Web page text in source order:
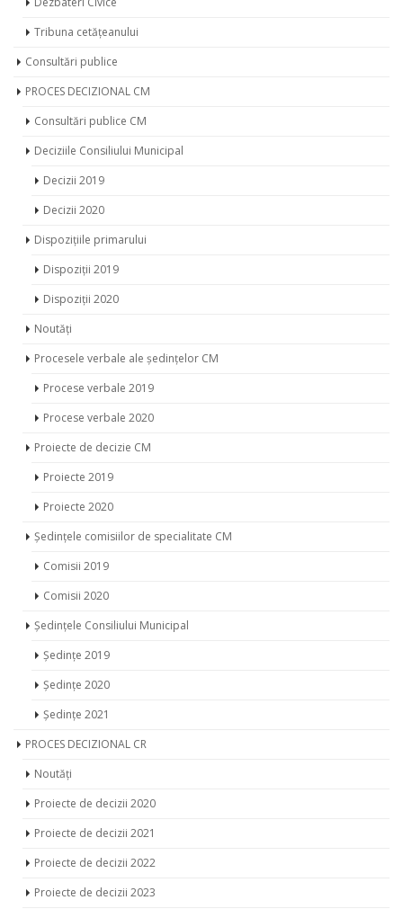
Tribuna cetățeanului
Consultări publice
PROCES DECIZIONAL CM
Consultări publice CM
Deciziile Consiliului Municipal
Decizii 2019
Decizii 2020
Dispozițiile primarului
Dispoziții 2019
Dispoziții 2020
Noutăți
Procesele verbale ale ședințelor CM
Procese verbale 2019
Procese verbale 2020
Proiecte de decizie CM
Proiecte 2019
Proiecte 2020
Ședințele comisiilor de specialitate CM
Comisii 2019
Comisii 2020
Ședințele Consiliului Municipal
Ședințe 2019
Ședințe 2020
Ședințe 2021
PROCES DECIZIONAL CR
Noutăți
Proiecte de decizii 2020
Proiecte de decizii 2021
Proiecte de decizii 2022
Proiecte de decizii 2023